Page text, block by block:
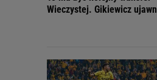
Wieczystej. Gikiewicz